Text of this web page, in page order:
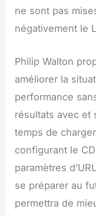
ne sont pas
négativement le
Philip Walton
améliorer la
performance
résultats avec et
temps de
configurant le
paramètres
se préparer au
permettra de